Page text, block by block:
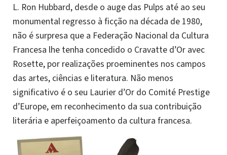
L. Ron Hubbard, desde o auge das Pulps até ao seu
monumental regresso à ficção na década de 1980,
não é surpresa que a Federação Nacional da Cultura
Francesa lhe tenha concedido o Cravatte d’Or avec
Rosette, por realizações proeminentes nos campos
das artes, ciências e literatura. Não menos
significativo é o seu Laurier d’Or do Comité Prestige
d’Europe, em reconhecimento da sua contribuição
literária e aperfeiçoamento da cultura francesa.